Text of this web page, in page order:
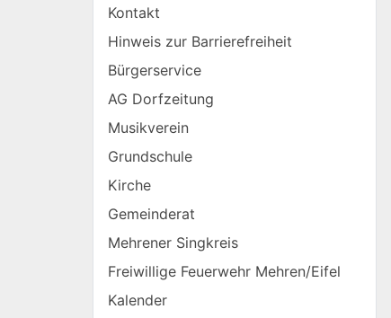
Kontakt
Hinweis zur Barrierefreiheit
Bürgerservice
AG Dorfzeitung
Musikverein
Grundschule
Kirche
Gemeinderat
Mehrener Singkreis
Freiwillige Feuerwehr Mehren/Eifel
Kalender